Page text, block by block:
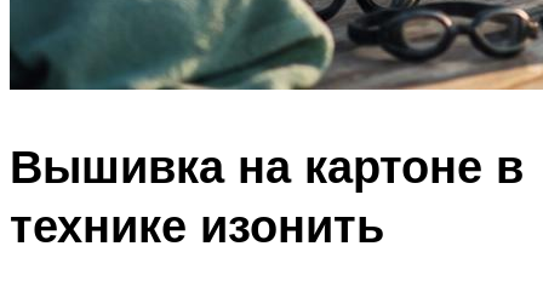
Вышивка на картоне в
технике изонить